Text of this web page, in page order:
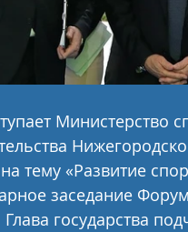
Министерство
тему «Развитие
заседание
государства